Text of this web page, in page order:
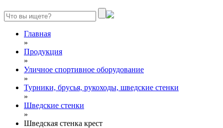
Главная
»
Продукция
»
Уличное спортивное оборудование
»
Турники, брусья, рукоходы, шведские стенки
»
Шведские стенки
»
Шведская стенка крест